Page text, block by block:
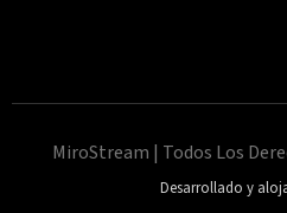
MiroStream | Todos Los
Desarrollado y